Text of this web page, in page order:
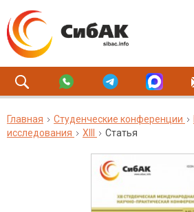
Главная Студенческие конференции
исследования
XIII Статья